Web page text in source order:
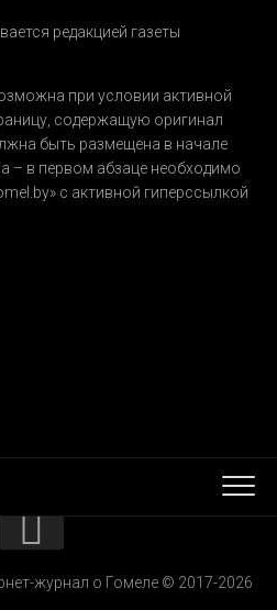
редакцией газеты
при условии активной
содержащую оригинал
быть размещена в начале
– в первом абзаце необходимо
с активной гиперссылкой
журнал о Гомеле © 2017-2026